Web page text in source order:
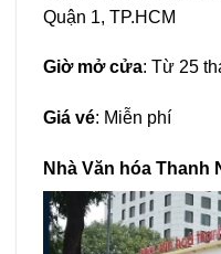
Quận 1, TP.HCM
Giờ mở cửa: Từ 25
Giá vé: Miễn phí
Nhà Văn hóa Thanh